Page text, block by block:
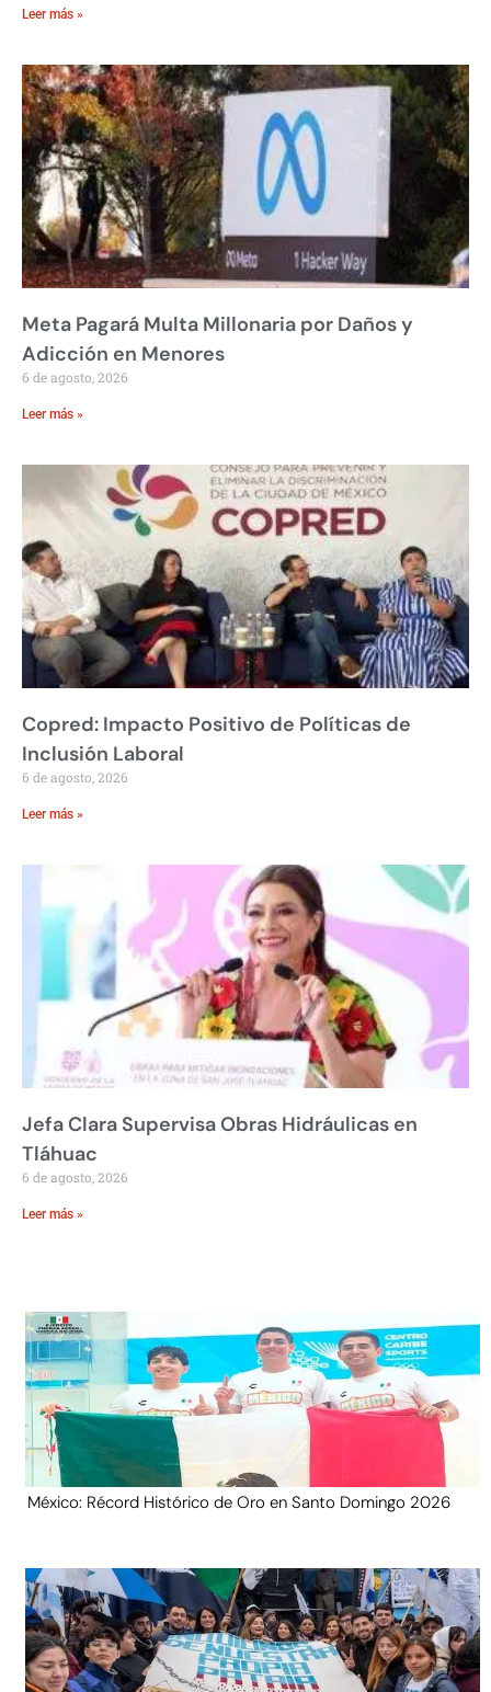
Leer más »
Meta Pagará Multa Millonaria por Daños y
Adicción en Menores
6 de agosto, 2026
Leer más »
Copred: Impacto Positivo de Políticas de
Inclusión Laboral
6 de agosto, 2026
Leer más »
Jefa Clara Supervisa Obras Hidráulicas en
Tláhuac
6 de agosto, 2026
Leer más »
México: Récord Histórico de Oro en Santo Domingo 2026